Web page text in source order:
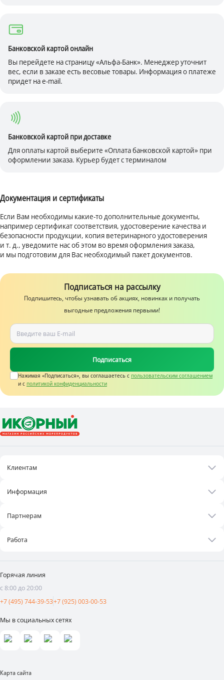
Банковской картой онлайн
Вы перейдете на страницу «Альфа-Банк». Менеджер уточнит
вес, если в заказе есть весовые товары. Информация о платеже
придет на e-mail.
Банковской картой при доставке
Для оплаты картой выберите «Оплата банковской картой» при
оформлении заказа. Курьер будет с терминалом
Документация и сертификаты
Если Вам необходимы какие-то дополнительные документы,
например сертификат соответствия, удостоверение качества и
безопасности продукции, копия ветеринарного удостоверения
и т. д., уведомите нас об этом во время оформления заказа,
и мы подготовим для Вас необходимый пакет документов.
Подписаться на рассылку
Подпишитесь, чтобы узнавать об акциях, новинках и получать
выгодные предложения первыми!
Подписаться
Нажимая «Подписаться», вы соглашаетесь c пользовательским соглашением
и с политикой конфиденциальности
Клиентам
Бонусная программа
Информация
Статьи
Видеоотзывы
Партнерам
Поставщикам
Аренда площадей
Реклама и продвижение
Работа
Вакансии
Мы в социальных сетях
Горячая линия
с 8:00 до 20:00
+7 (495) 744-39-53+7 (925) 003-00-53
Карта сайта